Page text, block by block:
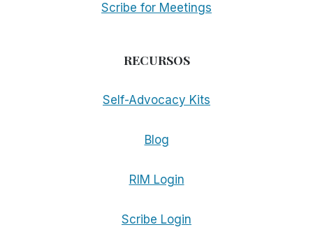
Scribe for Meetings
RECURSOS
Self-Advocacy Kits
Blog
RIM Login
Scribe Login